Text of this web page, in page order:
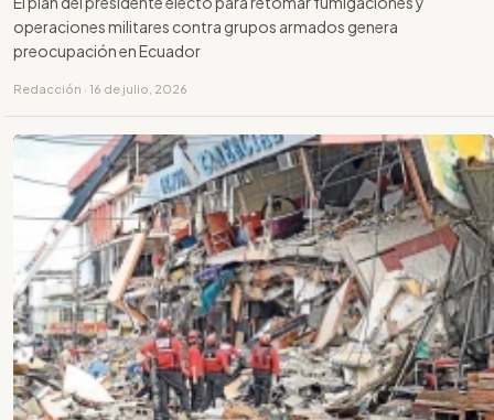
operaciones militares contra grupos armados genera
preocupación en Ecuador
Redacción · 16 de julio, 2026